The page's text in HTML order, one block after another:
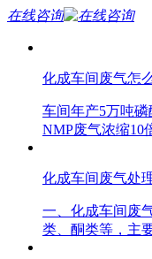
在线咨询
化成车间废气怎
车间年产5万吨
NMP废气浓缩10
化成车间废气处
一、化成车间废
类、酮类等，主